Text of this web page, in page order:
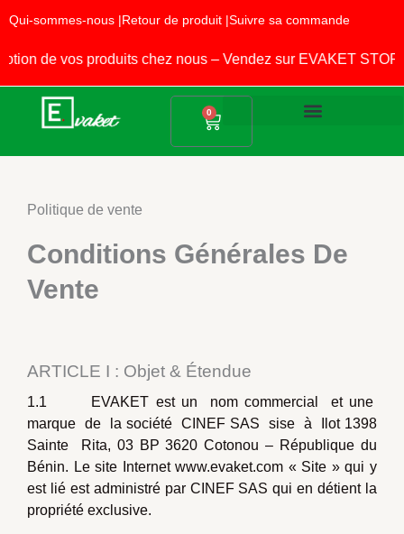
au
contenu
Qui-sommes-nous |Retour de produit |Suivre sa commande
produits chez nous – Vendez sur EVAKET STORE !
0
Panier
Politique de vente
Conditions Générales De
Vente
ARTICLE I : Objet & Étendue
1.1 EVAKET est un nom commercial et une
marque de la société CINEF SAS sise à Ilot 1398
Sainte Rita, 03 BP 3620 Cotonou – République du
Bénin. Le site Internet www.evaket.com « Site » qui y
est lié est administré par CINEF SAS qui en détient la
propriété exclusive.